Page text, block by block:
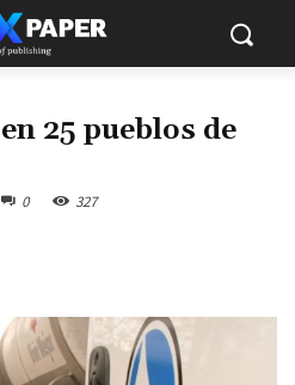
25 pueblos de
0 327